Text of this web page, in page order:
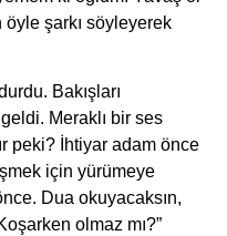
öyle şarkı söyleyerek
Bakışları
Meraklı bir ses
peki? İhtiyar adam önce
için yürümeye
Dua okuyacaksın,
olmaz mı?”